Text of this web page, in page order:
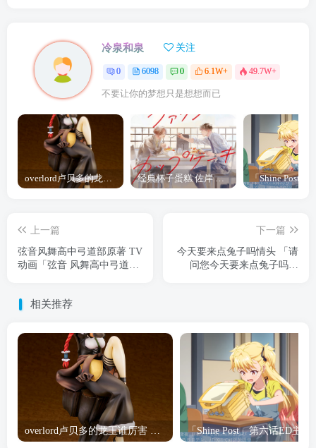
冷泉和泉 关注
0 6098 0 6.1W+ 49.7W+
不要让你的梦想只是想想而已
overlord卢贝多的龙王谁厉害 「Overlord」露普斯蕾琪娜·贝塔手办开订 经典杯子蛋糕 佐岸 漫画「经典杯子蛋糕」宣布真人日剧化
上一篇
弦音风舞高中弓道部原著 TV
动画「弦音 风舞高中弓道
下一篇
今天要来点兔子吗情头 「请
问您今天要来点兔子吗？
相关推荐
overlord卢贝多的龙王谁厉害 「Overlord」露普斯蕾琪娜·贝塔手办开订